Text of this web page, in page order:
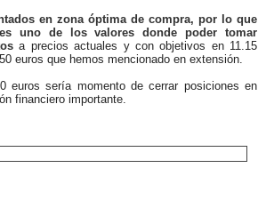
en zona óptima de compra, por lo que
uno de los valores donde poder tomar
a precios actuales y con objetivos en 11.15
euros que hemos mencionado en extensión.
sería momento de cerrar posiciones en
financiero importante.